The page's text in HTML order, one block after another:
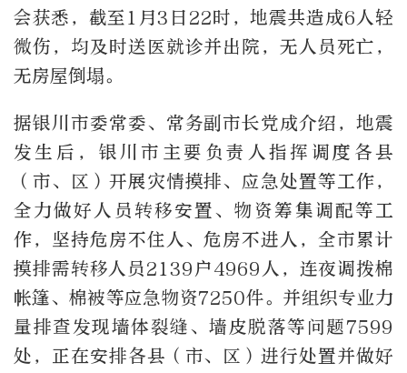
会获悉，截至1月3日22时，地震共造成6人轻
微伤，均及时送医就诊并出院，无人员死亡，
无房屋倒塌。
据银川市委常委、常务副市长党成介绍，地震
发生后，银川市主要负责人指挥调度各县
（市、区）开展灾情摸排、应急处置等工作，
全力做好人员转移安置、物资筹集调配等工
作，坚持危房不住人、危房不进人，全市累计
摸排需转移人员2139户4969人，连夜调拨棉
帐篷、棉被等应急物资7250件。并组织专业力
量排查发现墙体裂缝、墙皮脱落等问题7599
处，正在安排各县（市、区）进行处置并做好